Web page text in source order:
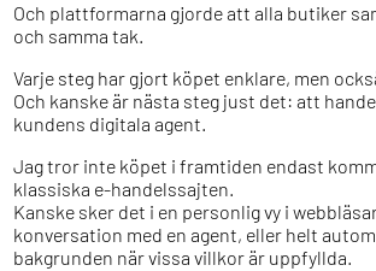
Och plattformarna gjorde att alla butiker
och samma tak.
Varje steg har gjort köpet enklare, men
Och kanske är nästa steg just det: att
kundens digitala agent.
Jag tror inte köpet i framtiden endast
klassiska e-handelssajten.
Kanske sker det i en personlig vy i
konversation med en agent, eller helt
bakgrunden när vissa villkor är uppfyllda.